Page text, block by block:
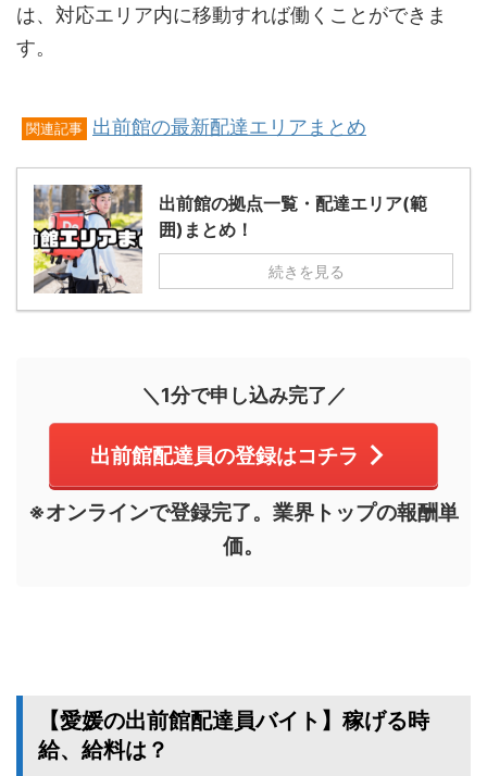
は、対応エリア内に移動すれば働くことができま
す。
関連記事 出前館の最新配達エリアまとめ
出前館の拠点一覧・配達エリア(範
囲)まとめ！
続きを見る
＼1分で申し込み完了／
出前館配達員の登録はコチラ
※オンラインで登録完了。業界トップの報酬単
価。
【愛媛の出前館配達員バイト】稼げる時
給、給料は？